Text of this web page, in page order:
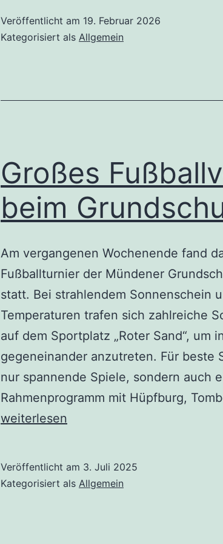
Veröffentlicht am 19. Februar 2026
Kategorisiert als Allgemein
Großes
beim
Am vergangenen Wochenende fand
Fußballturnier der Mündener
statt. Bei strahlendem Sonnenschein
Temperaturen trafen sich zahlreiche
auf dem Sportplatz „Roter Sand“, um
gegeneinander anzutreten. Für beste
nur spannende Spiele, sondern auch
Rahmenprogramm mit Hüpfburg,
Großes
Grundschulturnier
weiterlesen
Veröffentlicht am 3. Juli 2025
Kategorisiert als Allgemein